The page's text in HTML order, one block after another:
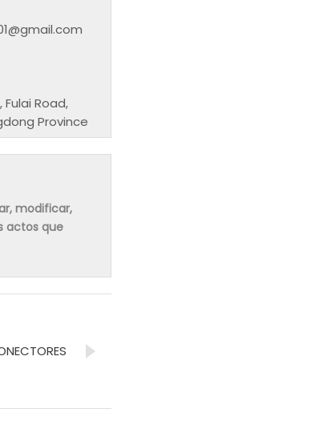
Fulai Road,
Province
modificar,
actos que